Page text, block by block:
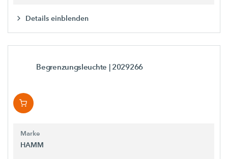
Details einblenden
Begrenzungsleuchte | 2029266
Marke
HAMM